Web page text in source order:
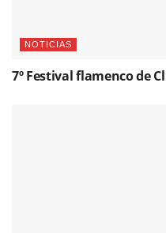
NOTICIAS
7º Festival flamenco de